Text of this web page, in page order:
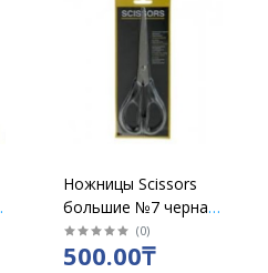
Ножницы Scissors
большие №7 черная
ручка
(0)
500.00₸